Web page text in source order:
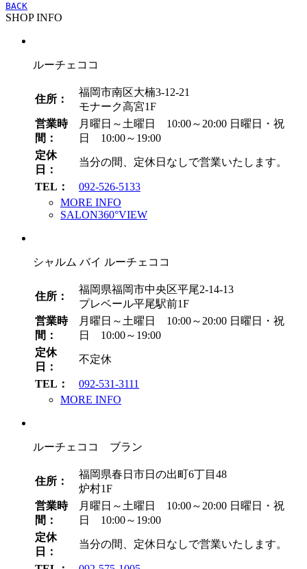
ー
カ
BACK
SHOP INFO
ルーチェココ
住所：
福岡市南区大楠3-12-21
モナーク高宮1F
営業時
間：
月曜日～土曜日 10:00～20:00 日曜日・祝
日 10:00～19:00
定休
日：
当分の間、定休日なしで営業いたします。
TEL：
092-526-5133
MORE INFO
SALON360°VIEW
シャルム バイ ルーチェココ
住所：
福岡県福岡市中央区平尾2-14-13
プレベール平尾駅前1F
営業時
間：
月曜日～土曜日 10:00～20:00 日曜日・祝
日 10:00～19:00
定休
日：
不定休
TEL：
092-531-3111
MORE INFO
ルーチェココ ブラン
住所：
福岡県春日市日の出町6丁目48
炉村1F
営業時
間：
月曜日～土曜日 10:00～20:00 日曜日・祝
日 10:00～19:00
定休
日：
当分の間、定休日なしで営業いたします。